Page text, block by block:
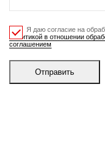
Я даю согласие на
Политикой в отношении
соглашением
Отправить